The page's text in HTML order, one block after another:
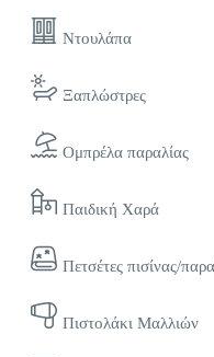
Ντουλάπα
Ξαπλώστρες
Ομπρέλα παραλίας
Παιδική Χαρά
Πετσέτες πισίνας/
Πιστολάκι Μαλλιών